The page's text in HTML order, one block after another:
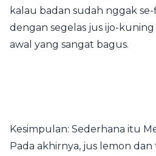
kalau badan sudah nggak
dengan segelas jus ijo-
awal yang sangat bagus.
Kesimpulan: Sederhana itu
Pada akhirnya, jus lemon dan